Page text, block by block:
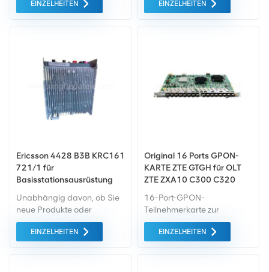
TN53NS2 WDM WDM-
EINZELHEITEN
Networks ABIO 475266A
EINZELHEITEN
Ericsson 4428 B3B KRC161
721/1 für
Basisstationsausrüstung
Unabhängig davon, ob Sie
neue Produkte oder
renovierte Produkte
benötigen, ist eine
Standard. Wir kaufen nur
EINZELHEITEN
Original 16 Ports GPON-
KARTE ZTE GTGH für OLT
ZTE ZXA10 C300 C320
16-Port-GPON-
Teilnehmerkarte zur
Verwendung mit ZXA10
C300 und ZXA10 C320-
Serviceboard ist ein ZTE
EINZELHEITEN